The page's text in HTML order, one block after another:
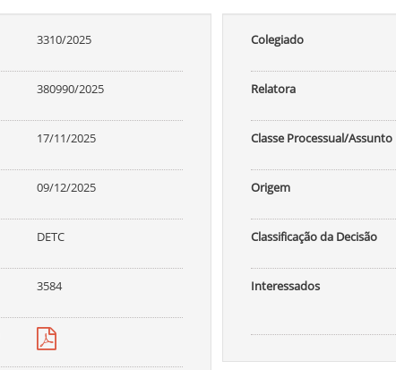
3310/2025
380990/2025
17/11/2025
09/12/2025
DETC
3584
Colegiado
Relatora
Classe Processual/Assunto
Origem
Classificação da Decisão
Interessados